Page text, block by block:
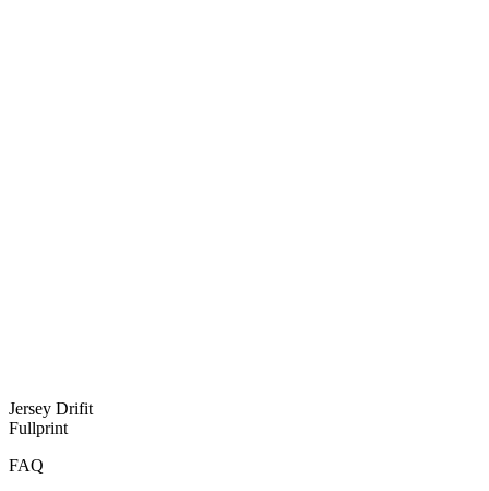
Jersey Drifit
Fullprint
FAQ